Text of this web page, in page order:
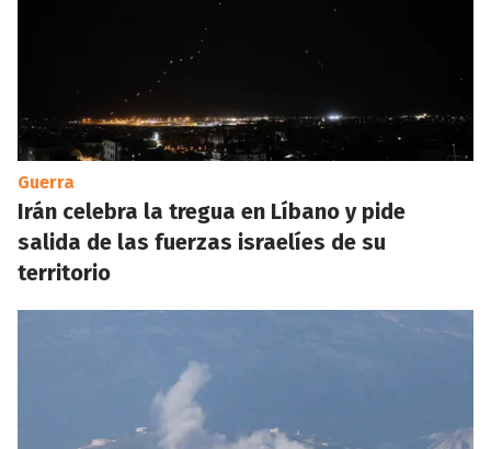
Guerra
Irán celebra la tregua en Líbano y pide
salida de las fuerzas israelíes de su
territorio